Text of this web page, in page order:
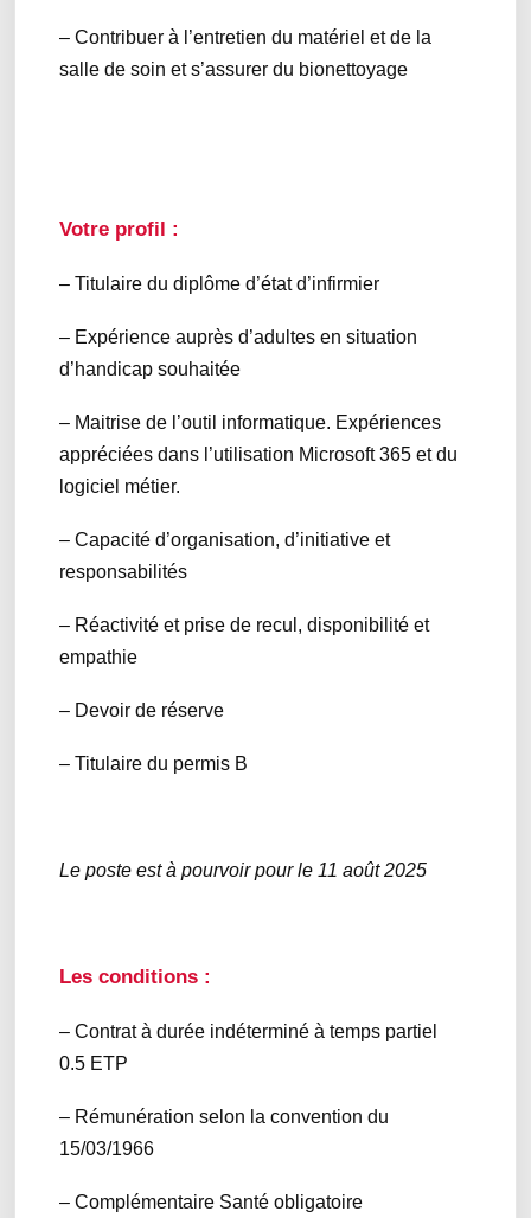
– Contribuer à l’entretien du matériel et de la
salle de soin et s’assurer du bionettoyage
Votre profil :
– Titulaire du diplôme d’état d’infirmier
– Expérience auprès d’adultes en situation
d’handicap souhaitée
– Maitrise de l’outil informatique. Expériences
appréciées dans l’utilisation Microsoft 365 et du
logiciel métier.
– Capacité d’organisation, d’initiative et
responsabilités
– Réactivité et prise de recul, disponibilité et
empathie
– Devoir de réserve
– Titulaire du permis B
Le poste est à pourvoir pour le 11 août 2025
Les conditions :
– Contrat à durée indéterminé à temps partiel
0.5 ETP
– Rémunération selon la convention du
15/03/1966
– Complémentaire Santé obligatoire